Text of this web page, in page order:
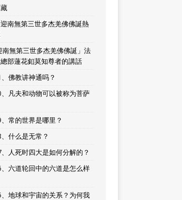
南無第三世多杰羌佛佛誕熱
南無第三世多杰羌佛佛誕」法
部蓮花釦莫知尊者的講話
佛教讲神通吗？
凡夫和动物可以被称为菩萨
常的世界是哪里？
什么是无常？
人死时四大是如何分解的？
六道轮回中的六道是怎么样
地球和宇宙的关系？为何我